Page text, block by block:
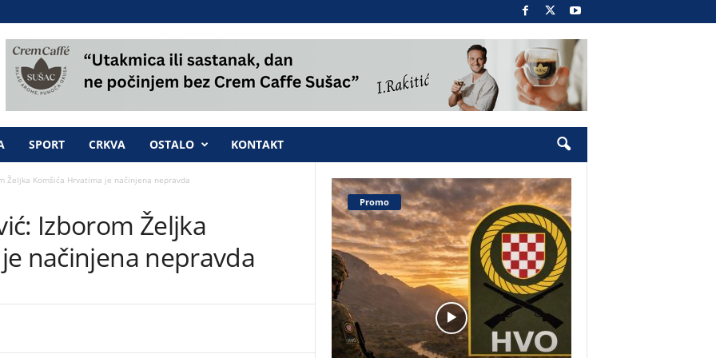
SPORT CRKVA OSTALO KONTAKT
Željka Komšića Hrvatima je načinjena nepravda
Izborom Željka
načinjena nepravda
Promo